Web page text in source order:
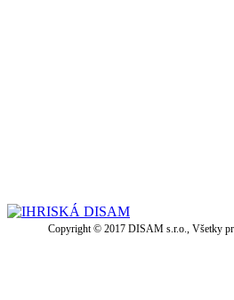
Copyright © 2017 DISAM s.r.o., Všetky